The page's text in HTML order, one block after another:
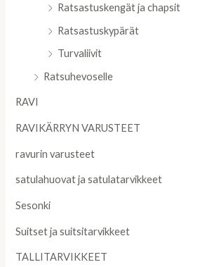
Ratsastuskengät ja chapsit
Ratsastuskypärät
Turvaliivit
Ratsuhevoselle
RAVI
RAVIKÄRRYN VARUSTEET
ravurin varusteet
satulahuovat ja satulatarvikkeet
Sesonki
Suitset ja suitsitarvikkeet
TALLITARVIKKEET